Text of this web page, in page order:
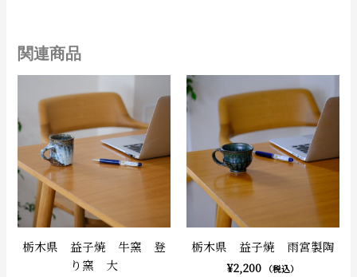
関連商品
栃木県 益子焼 牛窯 登
り窯 大
栃木県 益子焼 雨宮製陶
¥2,200 （税込）